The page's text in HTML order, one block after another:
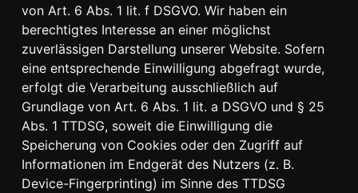
von Art. 6 Abs. 1 lit. f DSGVO. Wir haben ein
berechtigtes Interesse an einer möglichst
zuverlässigen Darstellung unserer Website. Sofern
eine entsprechende Einwilligung abgefragt wurde,
erfolgt die Verarbeitung ausschließlich auf
Grundlage von Art. 6 Abs. 1 lit. a DSGVO und § 25
Abs. 1 TTDSG, soweit die Einwilligung die
Speicherung von Cookies oder den Zugriff auf
Informationen im Endgerät des Nutzers (z. B.
Device-Fingerprinting) im Sinne des TTDSG